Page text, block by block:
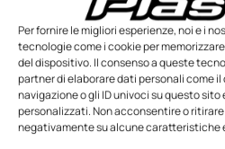
Per fornire le migliori esperienze, noi e i
tecnologie come i cookie per
del dispositivo. Il consenso a queste
partner di elaborare dati personali come
navigazione o gli ID univoci su questo
personalizzati. Non acconsentire o
negativamente su alcune caratteristiche
n.5 - Giugno 2026 n.4 - Maggio